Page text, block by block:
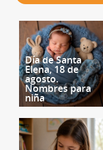
Día de Santa
Elena, 18 de
agosto.
Nombres para
niña